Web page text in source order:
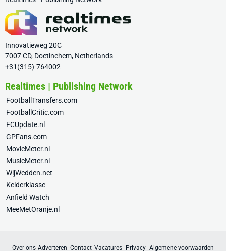
Innovatieweg 20C
7007 CD, Doetinchem, Netherlands
+31(315)-764002
Realtimes | Publishing Network
FootballTransfers.com
FootballCritic.com
FCUpdate.nl
GPFans.com
MovieMeter.nl
MusicMeter.nl
WijWedden.net
Kelderklasse
Anfield Watch
MeeMetOranje.nl
Over ons Adverteren Contact Vacatures Privacy Algemene voorwaarden